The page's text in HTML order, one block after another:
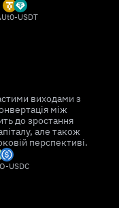
USDT
виходами з
між
до зростання
але також
перспективі.
USDC